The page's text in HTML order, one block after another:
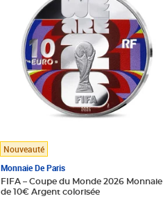
Nouveauté
Monnaie De Paris
FIFA – Coupe du Monde 2026 Monnaie
de 10€ Argent colorisée